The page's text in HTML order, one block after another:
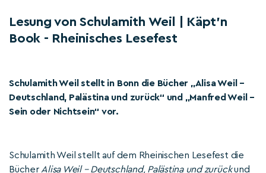
Lesung von Schulamith Weil | Käpt'n
Book - Rheinisches Lesefest
Schulamith Weil stellt in Bonn die Bücher „Alisa Weil –
Deutschland, Palästina und zurück“ und „Manfred Weil –
Sein oder Nichtsein“ vor.
Schulamith Weil stellt auf dem Rheinischen Lesefest die
Bücher Alisa Weil – Deutschland, Palästina und zurückund